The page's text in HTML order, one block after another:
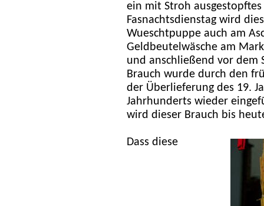
ein mit Stroh
Fasnachtsdienstag wird
Wueschtpuppe auch am
Geldbeutelwäsche am
und anschließend vor dem
Brauch wurde durch den
der Überlieferung des 19.
Jahrhunderts wieder
wird dieser Brauch bis
Dass diese